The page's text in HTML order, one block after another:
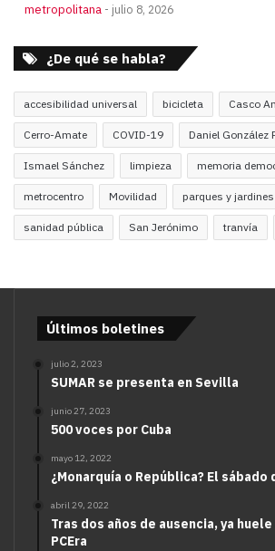
metropolitana
julio 8, 2026
¿De qué se habla?
accesibilidad universal bicicleta Casco
Cerro-Amate COVID-19 Daniel González
Ismael Sánchez limpieza memoria
metrocentro Movilidad parques y jardines
sanidad pública San Jerónimo tranvía
Últimos boletines
julio 2, 2023
SUMAR se presenta en Sevilla
junio 27, 2023
500 voces por Cuba
mayo 12, 2022
¿Monarquía o República? El
abril 29, 2022
Tras dos años de ausencia, ya huele
PCEra